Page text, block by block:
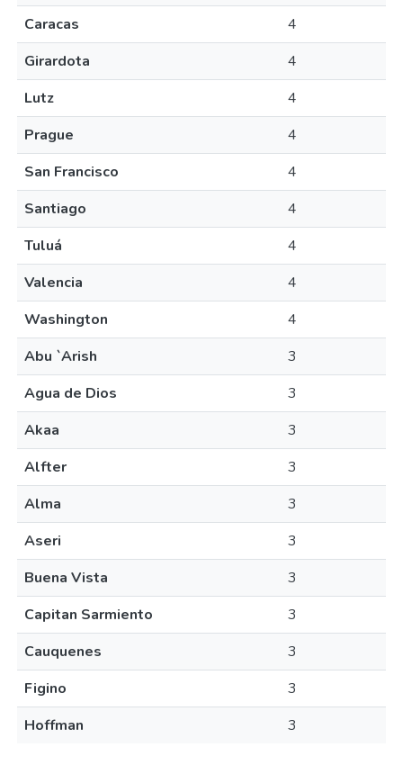
Caracas
4
Girardota
4
Lutz
4
Prague
4
San Francisco
4
Santiago
4
Tuluá
4
Valencia
4
Washington
4
Abu `Arish
3
Agua de Dios
3
Akaa
3
Alfter
3
Alma
3
Aseri
3
Buena Vista
3
Capitan Sarmiento
3
Cauquenes
3
Figino
3
Hoffman
3